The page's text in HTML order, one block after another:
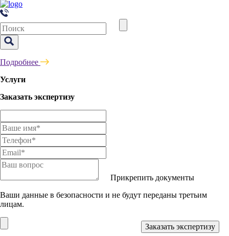
Подробнее
Услуги
Заказать экспертизу
Прикрепить документы
Ваши данные в безопасности и не будут переданы третьим
лицам.